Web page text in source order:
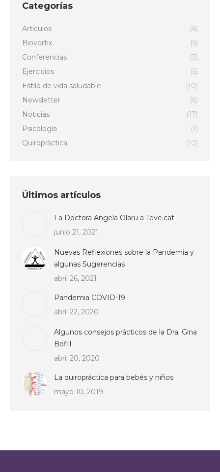
Categorías
Artículos
(6)
Biovertix
(5)
Conferencias
(3)
Ejercicios
(5)
Estilo de vida saludable
(10)
Newsletter
(6)
Noticias
(17)
Psicología
(1)
Quiropráctica
(10)
Últimos artículos
La Doctora Angela Olaru a Teve.cat
junio 21, 2021
Nuevas Reflexiones sobre la Pandemia y
algunas Sugerencias
abril 26, 2021
Pandemia COVID-19
abril 22, 2020
Algunos consejos prácticos de la Dra. Gina
Bofill
abril 20, 2020
La quiropráctica para bebés y niños
mayo 10, 2019